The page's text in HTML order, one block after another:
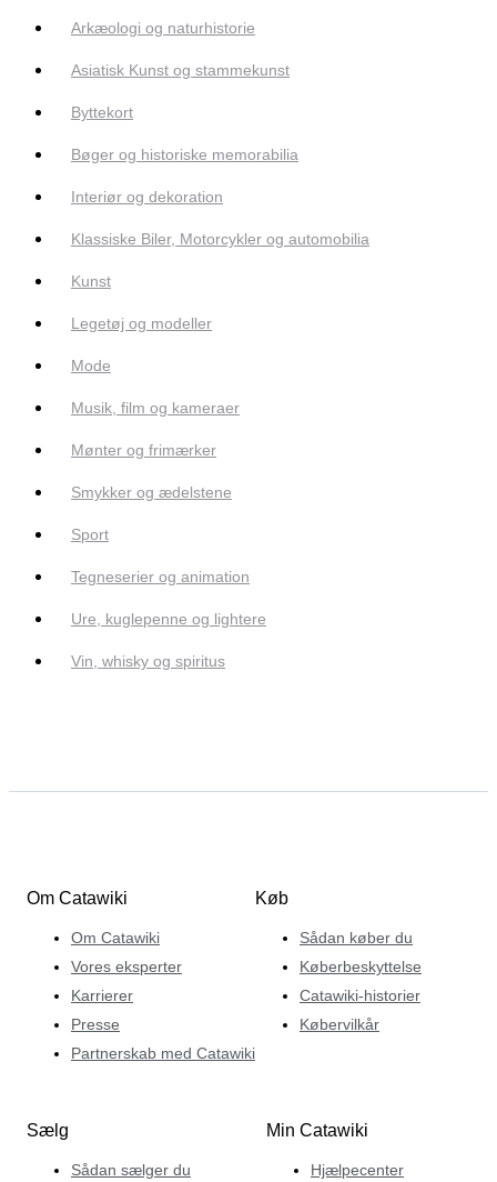
Arkæologi og naturhistorie
Asiatisk Kunst og stammekunst
Byttekort
Bøger og historiske memorabilia
Interiør og dekoration
Klassiske Biler, Motorcykler og automobilia
Kunst
Legetøj og modeller
Mode
Musik, film og kameraer
Mønter og frimærker
Smykker og ædelstene
Sport
Tegneserier og animation
Ure, kuglepenne og lightere
Vin, whisky og spiritus
Om Catawiki
Om Catawiki
Vores eksperter
Karrierer
Presse
Partnerskab med Catawiki
Køb
Sådan køber du
Køberbeskyttelse
Catawiki-historier
Købervilkår
Sælg
Sådan sælger du
Min Catawiki
Hjælpecenter